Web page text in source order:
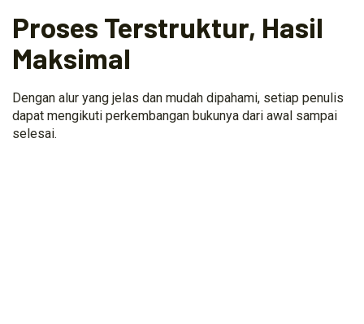
Proses Terstruktur, Hasil
Maksimal
Dengan alur yang jelas dan mudah dipahami, setiap penulis
dapat mengikuti perkembangan bukunya dari awal sampai
selesai.